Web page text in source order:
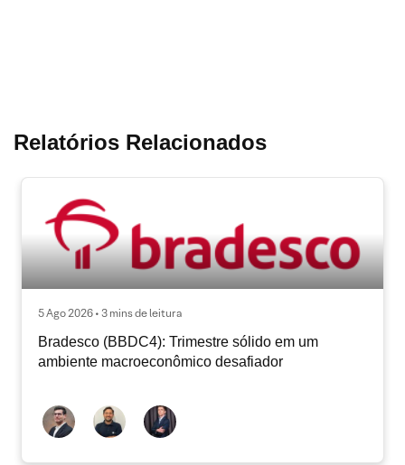
Relatórios Relacionados
5 Ago 2026 • 3 mins de leitura
Bradesco (BBDC4): Trimestre sólido em um
ambiente macroeconômico desafiador